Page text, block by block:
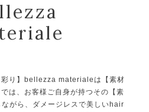
り】bellezza materialeは【素材
は、お客様ご自身が持つその【素
がら、ダメージレスで美しいhair